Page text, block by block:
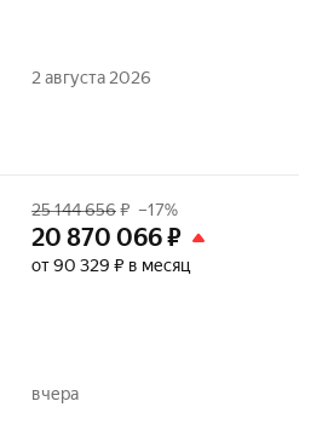
2 августа 2026
25 144 656₽ –17%
20 870 066₽
от 90 329 ₽ в месяц
вчера